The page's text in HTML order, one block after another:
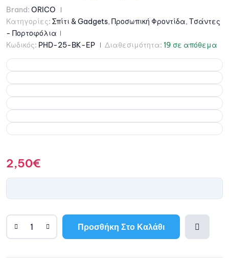
Brand: ORICO
Κατηγορίες: Σπίτι & Gadgets, Προσωπική Φροντίδα, Τσάντες
- Πορτοφόλια
Κωδικός: PHD-25-BK-EP Διαθεσιμότητα: 19 σε απόθεμα
2,50€
Προσθήκη Στο Καλάθι
l